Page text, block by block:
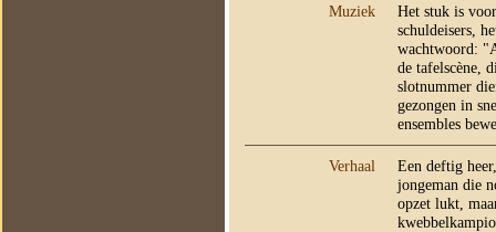
Muziek
Het stuk is
schuldeisers,
wachtwoord:
de tafelscène,
slotnummer
gezongen in
ensembles
Verhaal
Een deftig
jongeman die
opzet lukt,